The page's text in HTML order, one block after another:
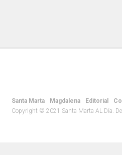
Santa Marta Magdalena Editorial
Copyright © 2021 Santa Marta AL Día.